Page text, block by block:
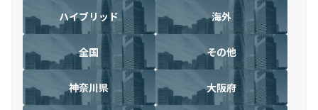
ハイブリッド 海外
全国 その他
神奈川県 大阪府